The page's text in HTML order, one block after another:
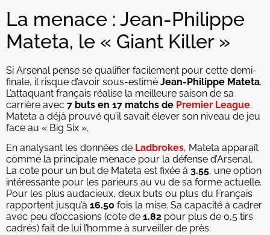
La menace : Jean-Philippe
Mateta, le « Giant Killer »
Si Arsenal pense se qualifier facilement pour cette demi-
finale, il risque d’avoir sous-estimé Jean-Philippe Mateta.
L’attaquant français réalise la meilleure saison de sa
carrière avec 7 buts en 17 matchs de Premier League.
Mateta a déjà prouvé qu’il savait élever son niveau de jeu
face au « Big Six ».
En analysant les données de Ladbrokes, Mateta apparaît
comme la principale menace pour la défense d’Arsenal.
La cote pour un but de Mateta est fixée à 3.55, une option
intéressante pour les parieurs au vu de sa forme actuelle.
Pour les plus audacieux, deux buts ou plus du Français
rapportent jusqu’à 16.50 fois la mise. Sa capacité à cadrer
avec peu d’occasions (cote de 1.82 pour plus de 0,5 tirs
cadrés) fait de lui l’homme à surveiller de près.